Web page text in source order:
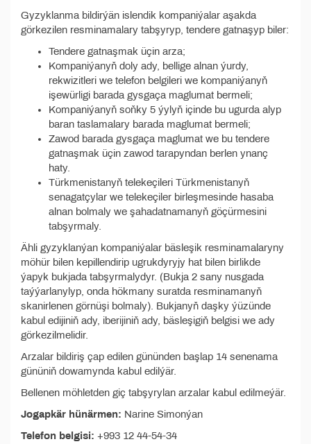
Gyzyklanma bildirýän islendik kompaniýalar aşakda
görkezilen resminamalary tabşyryp, tendere gatnaşyp biler:
Tendere gatnaşmak üçin arza;
Kompaniýanyň doly ady, bellige alnan ýurdy,
rekwizitleri we telefon belgileri we kompaniýanyň
işewürligi barada gysgaça maglumat bermeli;
Kompaniýanyň soňky 5 ýylyň içinde bu ugurda alyp
baran taslamalary barada maglumat bermeli;
Zawod barada gysgaça maglumat we bu tendere
gatnaşmak üçin zawod tarapyndan berlen ynanç
haty.
Türkmenistanyň telekeçileri Türkmenistanyň
senagatçylar we telekeçiler birleşmesinde hasaba
alnan bolmaly we şahadatnamanyň göçürmesini
tabşyrmaly.
Ähli gyzyklanýan kompaniýalar bäsleşik resminamalaryny
möhür bilen kepillendirip ugrukdyryjy hat bilen birlikde
ýapyk bukjada tabşyrmalydyr. (Bukja 2 sany nusgada
taýýarlanylyp, onda hökmany suratda resminamanyň
skanirlenen görnüşi bolmaly). Bukjanyň daşky ýüzünde
kabul edijiniň ady, iberijiniň ady, bäsleşigiň belgisi we ady
görkezilmelidir.
Arzalar bildiriş çap edilen gününden başlap 14 senenama
gününiň dowamynda kabul edilýär.
Bellenen möhletden giç tabşyrylan arzalar kabul edilmeýär.
Jogapkär hünärmen: Narine Simonýan
Telefon belgisi: +993 12 44-54-34